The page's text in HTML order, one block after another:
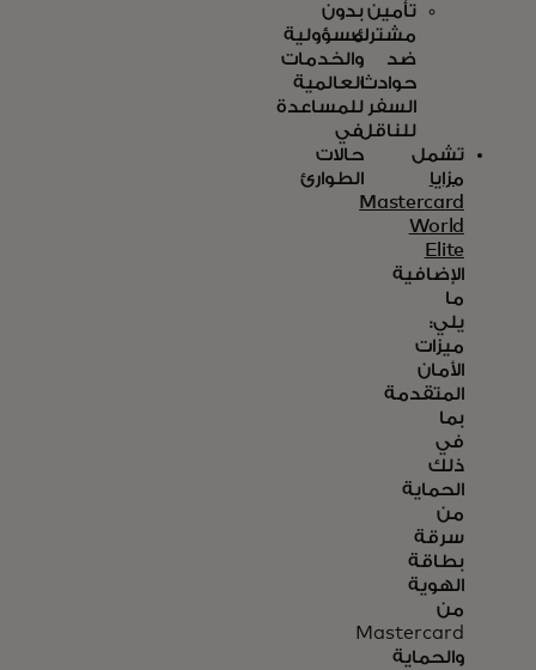
تأمين
مشترك
ضد
حوادث
السفر
للناقل
تشمل
مزايا
Mastercard
World
Elite
الإضافية
ما
يلي:
ميزات
الأمان
المتقدمة
بما
في
ذلك
الحماية
من
سرقة
بطاقة
الهوية
من
Mastercard
والحماية
بدون
مسؤولية
والخدمات
العالمية
للمساعدة
في
حالات
الطوارئ